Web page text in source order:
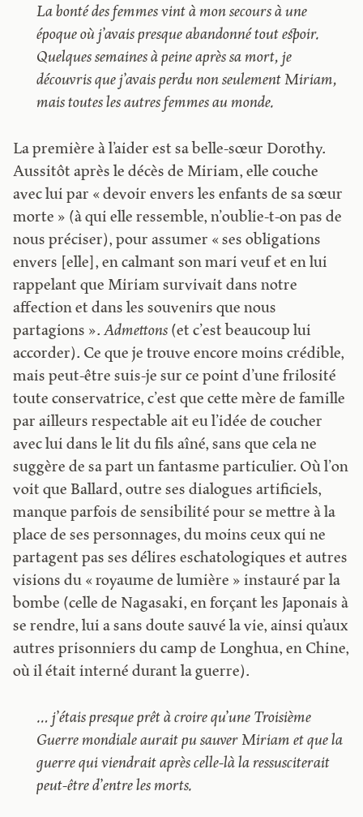
La bonté des femmes vint à mon secours à une
époque où j’avais presque abandonné tout espoir.
Quelques semaines à peine après sa mort, je
découvris que j’avais perdu non seulement Miriam,
mais toutes les autres femmes au monde.
La première à l’aider est sa belle-sœur Dorothy.
Aussitôt après le décès de Miriam, elle couche
avec lui par « devoir envers les enfants de sa sœur
morte » (à qui elle ressemble, n’oublie-t-on pas de
nous préciser), pour assumer « ses obligations
envers [elle], en calmant son mari veuf et en lui
rappelant que Miriam survivait dans notre
affection et dans les souvenirs que nous
partagions ».Admettons (et c’est beaucoup lui
accorder). Ce que je trouve encore moins crédible,
mais peut-être suis-je sur ce point d’une frilosité
toute conservatrice, c’est que cette mère de famille
par ailleurs respectable ait eu l’idée de coucher
avec lui dans le lit du fils aîné, sans que cela ne
suggère de sa part un fantasme particulier. Où l’on
voit que Ballard, outre ses dialogues artificiels,
manque parfois de sensibilité pour se mettre à la
place de ses personnages, du moins ceux qui ne
partagent pas ses délires eschatologiques et autres
visions du « royaume de lumière » instauré par la
bombe (celle de Nagasaki, en forçant les Japonais à
se rendre, lui a sans doute sauvé la vie, ainsi qu’aux
autres prisonniers du camp de Longhua, en Chine,
où il était interné durant la guerre).
… j’étais presque prêt à croire qu’une Troisième
Guerre mondiale aurait pu sauver Miriam et que la
guerre qui viendrait après celle-là la ressusciterait
peut-être d’entre les morts.